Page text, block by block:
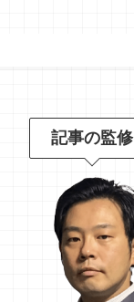
記事の監修